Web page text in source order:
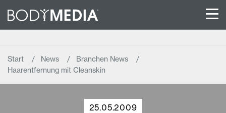
Start News
Branchen News
Haarentfernung mit Cleanskin
25.05.2009